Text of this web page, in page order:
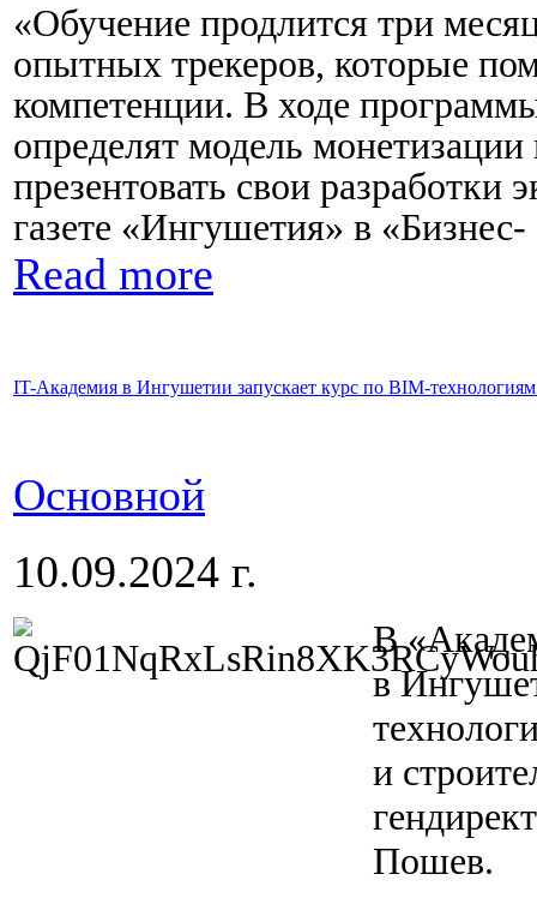
«Обучение продлится три
опытных трекеров, которые
компетенции. В ходе
определят модель монетизации
презентовать свои
газете «Ингушетия» в «Бизнес-
Read more
IT-Академия в Ингушетии запускает курс по BIM-технологиям
Основной
10.09.2024 г.
В
в
и
Пошев.